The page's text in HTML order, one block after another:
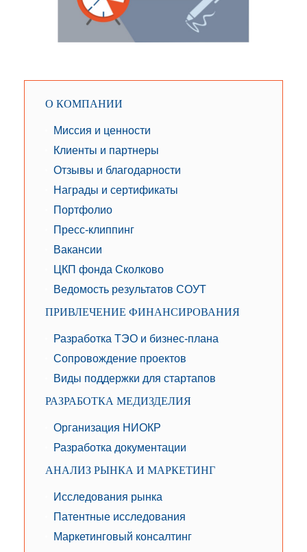
О КОМПАНИИ
Миссия и ценности
Клиенты и партнеры
Отзывы и благодарности
Награды и сертификаты
Портфолио
Пресс-клиппинг
Вакансии
ЦКП фонда Сколково
Ведомость результатов СОУТ
ПРИВЛЕЧЕНИЕ ФИНАНСИРОВАНИЯ
Разработка ТЭО и бизнес-плана
Сопровождение проектов
Виды поддержки для стартапов
РАЗРАБОТКА МЕДИЗДЕЛИЯ
Организация НИОКР
Разработка документации
АНАЛИЗ РЫНКА И МАРКЕТИНГ
Исследования рынка
Патентные исследования
Маркетинговый консалтинг